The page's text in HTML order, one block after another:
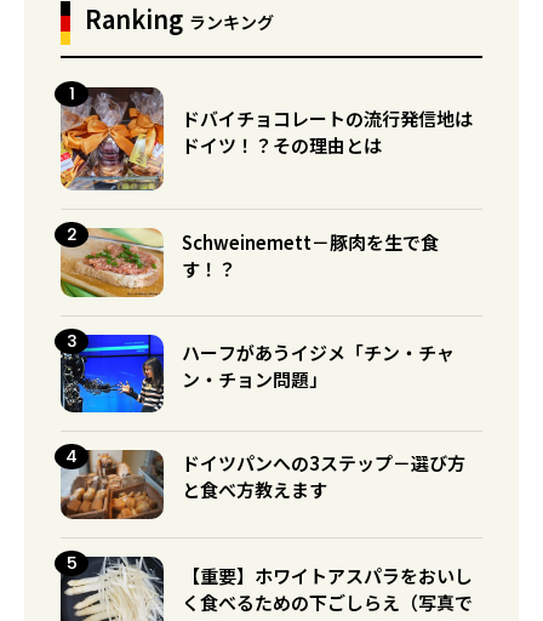
Ranking ランキング
ドバイチョコレートの流行発信地は
ドイツ！？その理由とは
Schweinemett－豚肉を生で食
す！？
ハーフがあうイジメ「チン・チャ
ン・チョン問題」
ドイツパンへの3ステップ－選び方
と食べ方教えます
【重要】ホワイトアスパラをおいし
く食べるための下ごしらえ（写真で